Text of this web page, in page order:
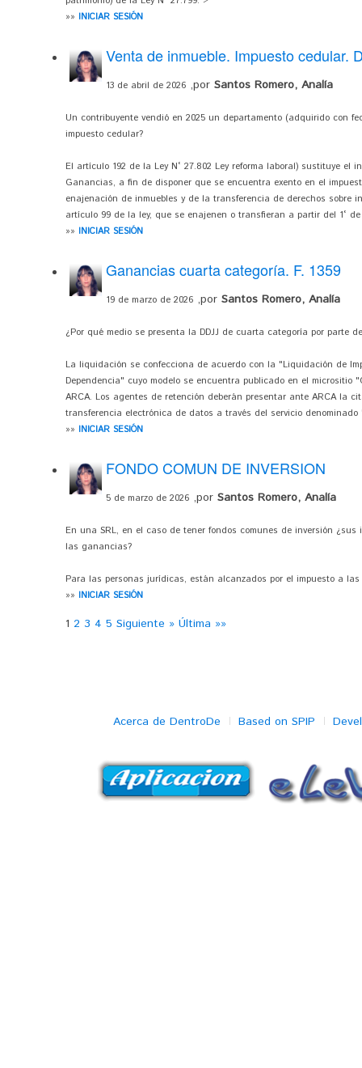
»» INICIAR SESIÓN
Venta de inmueble. Impuesto cedular.
13 de abril de 2026 ,por Santos Romero, Analía
Un contribuyente vendió en 2025 un departamento (adquirido con
impuesto cedular?
El artículo 192 de la Ley N° 27.802 Ley reforma laboral) sustituye
Ganancias, a fin de disponer que se encuentra exento en el
enajenación de inmuebles y de la transferencia de derechos sobre
artículo 99 de la ley, que se enajenen o transfieran a partir del 1°
»» INICIAR SESIÓN
Ganancias cuarta categoría. F. 1359
19 de marzo de 2026 ,por Santos Romero, Analía
¿Por qué medio se presenta la DDJJ de cuarta categoría por parte
La liquidación se confecciona de acuerdo con la "Liquidación de
Dependencia" cuyo modelo se encuentra publicado en el micrositio
ARCA. Los agentes de retención deberán presentar ante ARCA la
transferencia electrónica de datos a través del servicio denominado
»» INICIAR SESIÓN
FONDO COMUN DE INVERSION
5 de marzo de 2026 ,por Santos Romero, Analía
En una SRL, en el caso de tener fondos comunes de inversión
las ganancias?
Para las personas jurídicas, están alcanzados por el impuesto a
»» INICIAR SESIÓN
1 2 3 4 5 Siguiente » Última »»
Acerca de DentroDe Based on SPIP